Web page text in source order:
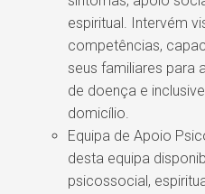
espiritual. Intervém
competências,
seus familiares para
de doença e
domicílio.
Equipa de Apoio
desta equipa
psicossocial,